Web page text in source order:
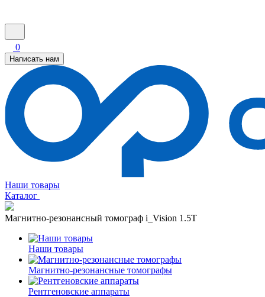
0
Написать нам
Наши товары
Каталог
Магнитно-резонансный томограф i_Vision 1.5T
Наши товары
Магнитно-резонансные томографы
Рентгеновские аппараты